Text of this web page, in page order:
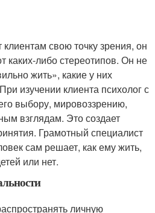
свою точку зрения, он
каких-либо стереотипов. Он не
жить», какие у них
изучении клиента психолог с
выбору, мировоззрению,
взглядам. Это создает
Грамотный специалист
сам решает, как ему жить,
или нет.
личную